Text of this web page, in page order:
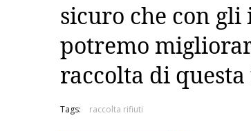
sicuro che con
potremo
raccolta di
Tags: raccolta rifiuti